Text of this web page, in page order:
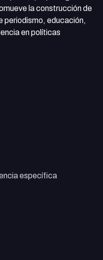
la construcción de
periodismo, educación,
en políticas
específica